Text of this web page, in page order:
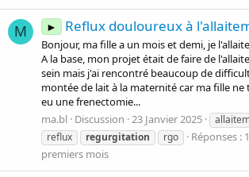
M ► Reflux douloureux à
Bonjour, ma fille a un mois et demi, je
A la base, mon projet était de faire de
sein mais j'ai rencontré beaucoup de
montée de lait à la maternité car ma fille ne
eu une frenectomie...
ma.bl Discussion 23 Janvier 2025
reflux
regurgitation rgo Réponses :
premiers mois